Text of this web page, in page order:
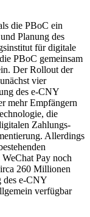
die PBoC ein
Planung des
für digitale
PBoC gemeinsam
Der Rollout der
vier
des e-CNY
mehr Empfängern
die
Zahlungs­
Allerdings
Pay noch
260 Mil­lionen
des e-CNY
verfüg­bar